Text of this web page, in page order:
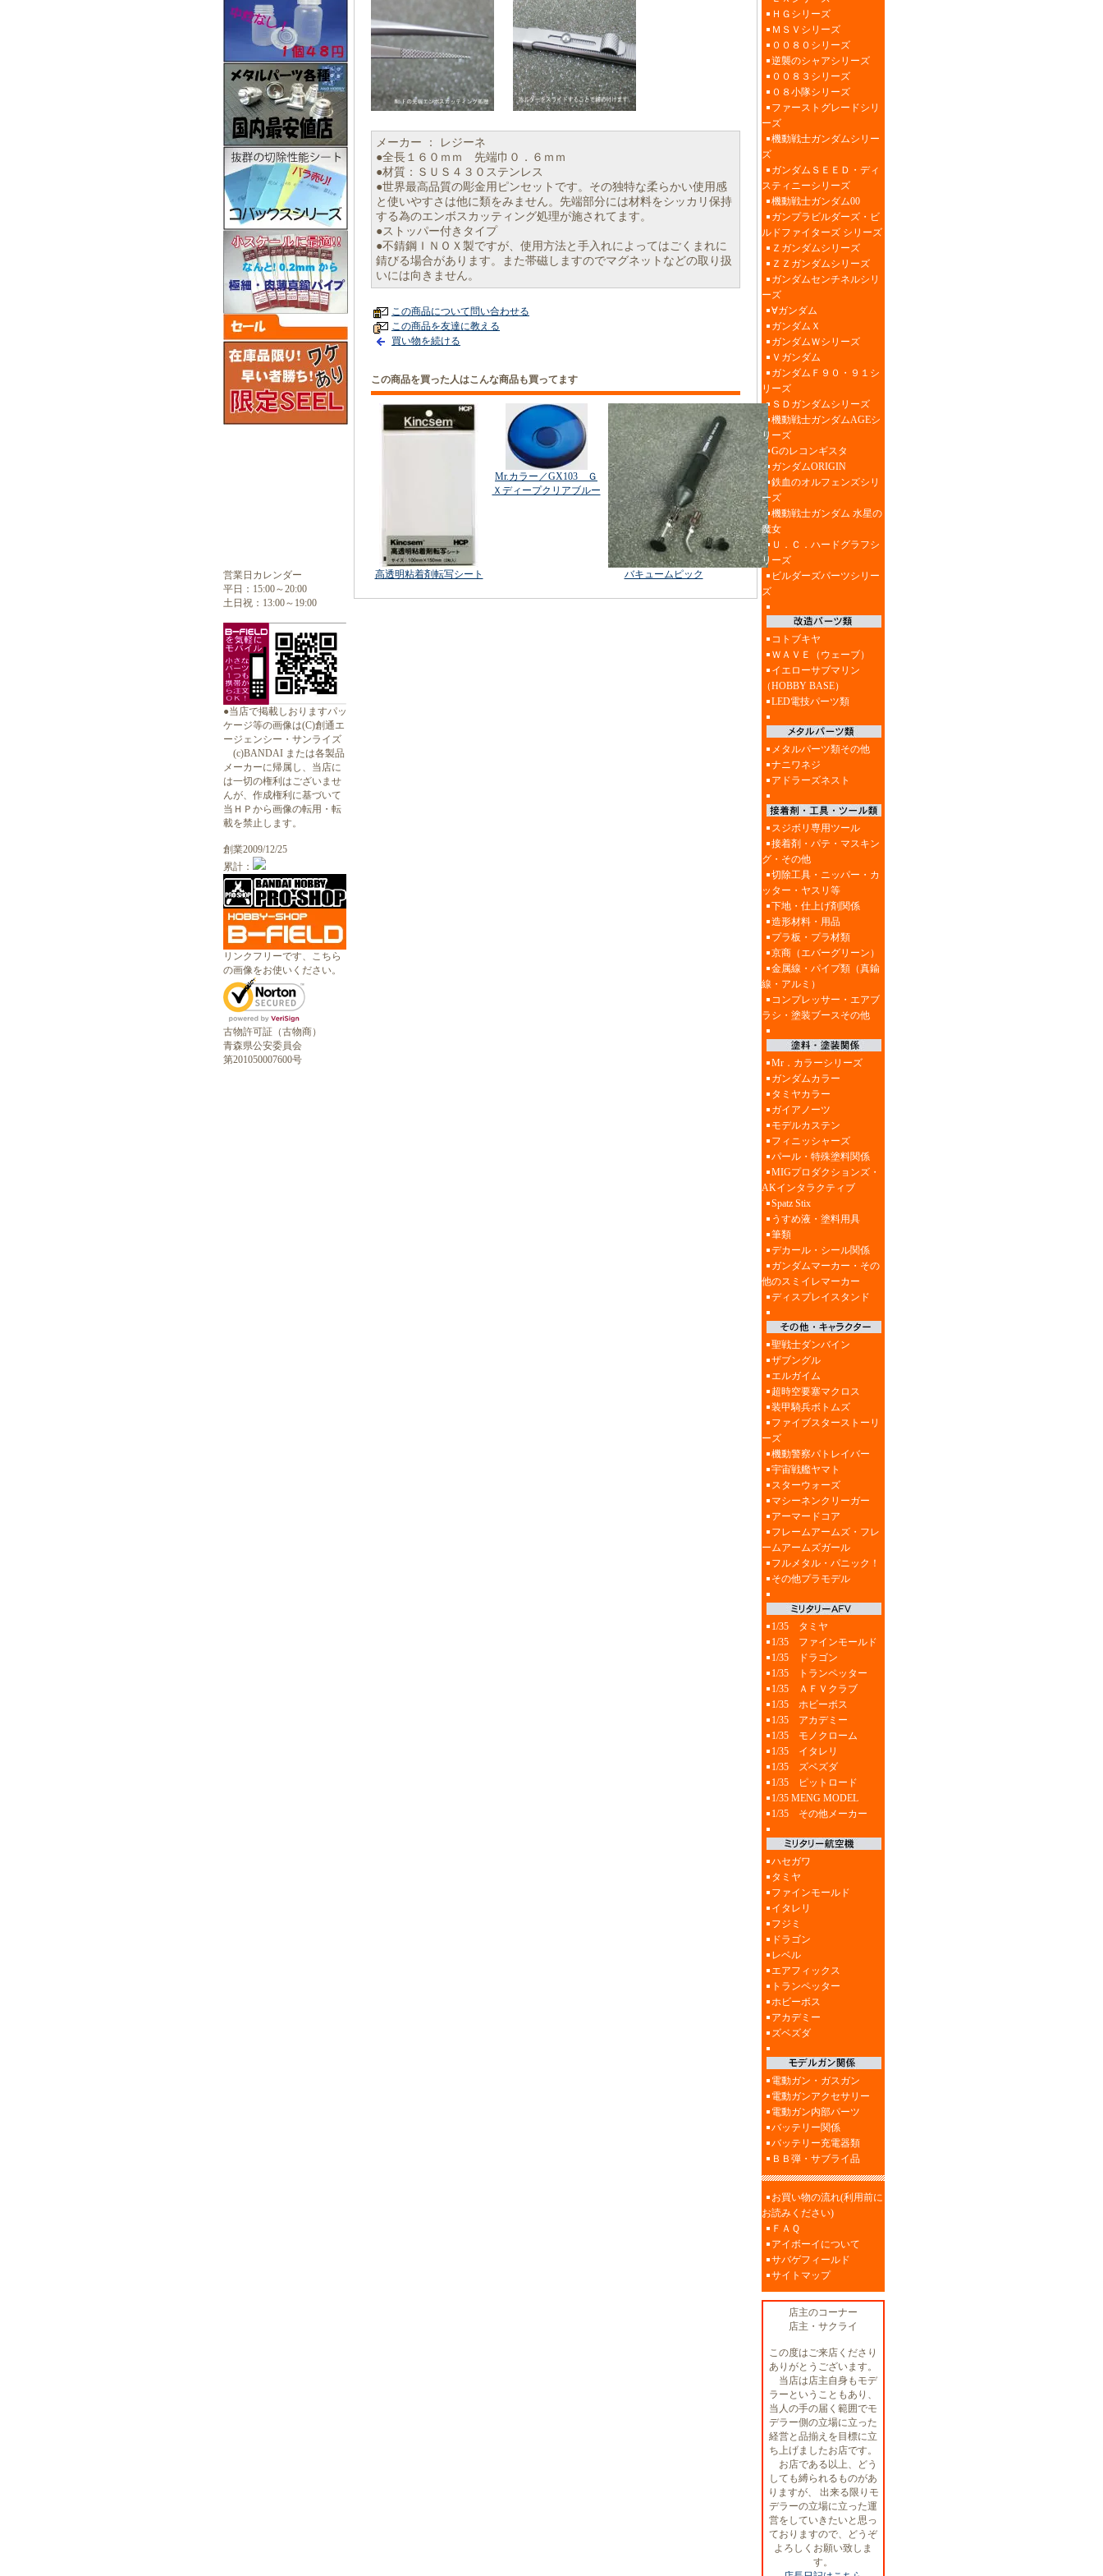
営業日カレンダー
平日：15:00～20:00
土日祝：13:00～19:00
●当店で掲載しおりますパッ
ケージ等の画像は(C)創通エ
ージェンシー・サンライズ
(c)BANDAI または各製品
メーカーに帰属し、当店に
は一切の権利はございませ
んが、作成権利に基づいて
当ＨＰから画像の転用・転
載を禁止します。
創業2009/12/25
累計：
リンクフリーです、こちら
の画像をお使いください。
古物許可証（古物商）
青森県公安委員会
第201050007600号
メーカー ： レジーネ
●全長１６０ｍｍ 先端巾０．６ｍｍ
●材質：ＳＵＳ４３０ステンレス
●世界最高品質の彫金用ピンセットです。その独特な柔らかい使用感
と使いやすさは他に類をみません。先端部分には材料をシッカリ保持
する為のエンボスカッティング処理が施されてます。
●ストッパー付きタイプ
●不錆鋼ＩＮＯＸ製ですが、使用方法と手入れによってはごくまれに
錆びる場合があります。また帯磁しますのでマグネットなどの取り扱
いには向きません。
この商品について問い合わせる
この商品を友達に教える
買い物を続ける
この商品を買った人はこんな商品も買ってます
高透明粘着剤転写シート
Mr.カラー／GX103 Ｇ
Ｘディープクリアブルー
バキュームピック
ＨＧシリーズ
ＭＳＶシリーズ
００８０シリーズ
逆襲のシャアシリーズ
００８３シリーズ
０８小隊シリーズ
ファーストグレードシリ
ーズ
機動戦士ガンダムシリー
ズ
ガンダムＳＥＥＤ・ディ
スティニーシリーズ
機動戦士ガンダム00
ガンプラビルダーズ・ビ
ルドファイターズ シリーズ
Ｚガンダムシリーズ
ＺＺガンダムシリーズ
ガンダムセンチネルシリ
ーズ
∀ガンダム
ガンダムＸ
ガンダムＷシリーズ
Ｖガンダム
ガンダムＦ９０・９１シ
リーズ
ＳＤガンダムシリーズ
機動戦士ガンダムAGEシ
リーズ
Gのレコンギスタ
ガンダムORIGIN
鉄血のオルフェンズシリ
ーズ
機動戦士ガンダム 水星の
魔女
Ｕ．Ｃ．ハードグラフシ
リーズ
ビルダーズパーツシリー
ズ
コトブキヤ
ＷＡＶＥ（ウェーブ）
イエローサブマリン
（HOBBY BASE）
LED電技パーツ類
メタルパーツ類その他
ナニワネジ
アドラーズネスト
スジボリ専用ツール
接着剤・パテ・マスキン
グ・その他
切除工具・ニッパー・カ
ッター・ヤスリ等
下地・仕上げ剤関係
造形材料・用品
プラ板・プラ材類
京商（エバーグリーン）
金属線・パイプ類（真鍮
線・アルミ）
コンプレッサー・エアブ
ラシ・塗装ブースその他
Mr．カラーシリーズ
ガンダムカラー
タミヤカラー
ガイアノーツ
モデルカステン
フィニッシャーズ
パール・特殊塗料関係
MIGプロダクションズ・
AKインタラクティブ
Spatz Stix
うすめ液・塗料用具
筆類
デカール・シール関係
ガンダムマーカー・その
他のスミイレマーカー
ディスプレイスタンド
聖戦士ダンバイン
ザブングル
エルガイム
超時空要塞マクロス
装甲騎兵ボトムズ
ファイブスターストーリ
ーズ
機動警察パトレイバー
宇宙戦艦ヤマト
スターウォーズ
マシーネンクリーガー
アーマードコア
フレームアームズ・フレ
ームアームズガール
フルメタル・パニック！
その他プラモデル
1/35 タミヤ
1/35 ファインモールド
1/35 ドラゴン
1/35 トランペッター
1/35 ＡＦＶクラブ
1/35 ホビーボス
1/35 アカデミー
1/35 モノクローム
1/35 イタレリ
1/35 ズベズダ
1/35 ピットロード
1/35 MENG MODEL
1/35 その他メーカー
ハセガワ
タミヤ
ファインモールド
イタレリ
フジミ
ドラゴン
レベル
エアフィックス
トランペッター
ホビーボス
アカデミー
ズベズダ
電動ガン・ガスガン
電動ガンアクセサリー
電動ガン内部パーツ
バッテリー関係
バッテリー充電器類
ＢＢ弾・サブライ品
お買い物の流れ(利用前に
お読みください)
ＦＡＱ
アイボーイについて
サバゲフィールド
サイトマップ
店主のコーナー
店主・サクライ
この度はご来店くださり
ありがとうございます。
当店は店主自身もモデ
ラーということもあり、
当人の手の届く範囲でモ
デラー側の立場に立った
経営と品揃えを目標に立
ち上げましたお店です。
お店である以上、どう
しても縛られるものがあ
りますが、 出来る限りモ
デラーの立場に立った運
営をしていきたいと思っ
ておりますので、どうぞ
よろしくお願い致しま
す。